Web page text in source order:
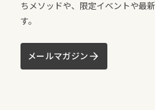
ちメソッドや、限定イベントや最
す。
メールマガジン